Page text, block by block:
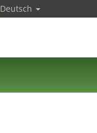
Deutsch